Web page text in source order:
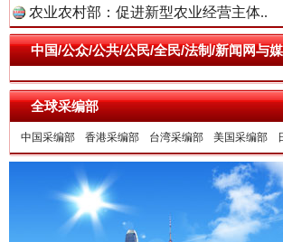
农业农村部：促进新型农业经营主体..
中国/公众/公共/公民/全民/法制/新闻网与
全球采编部
中国采编部 香港采编部 台湾采编部 美国采编部